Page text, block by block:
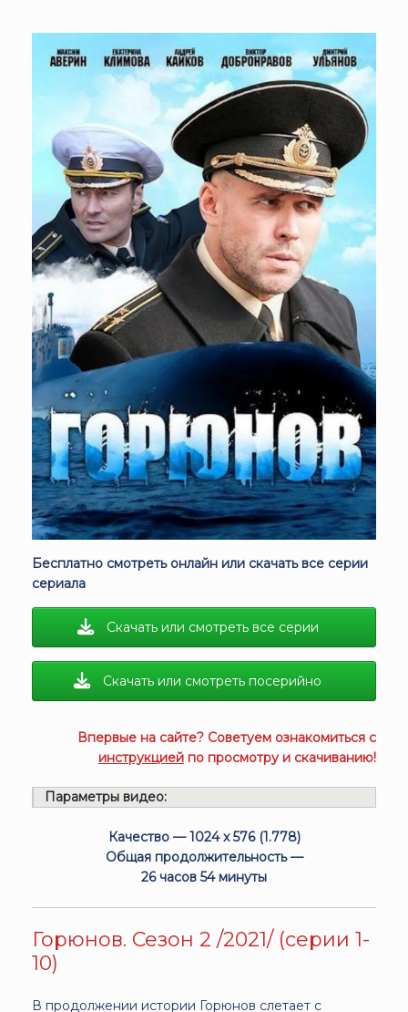
Бесплатно смотреть онлайн или скачать все серии
сериала
Скачать или смотреть все серии
Скачать или смотреть посерийно
Впервые на сайте? Советуем ознакомиться с
инструкцией по просмотру и скачиванию!
Параметры видео:
Качество — 1024 x 576 (1.778)
Общая продолжительность —
26 часов 54 минуты
Горюнов. Сезон 2 /2021/ (серии 1-
10)
В продолжении истории Горюнов слетает с